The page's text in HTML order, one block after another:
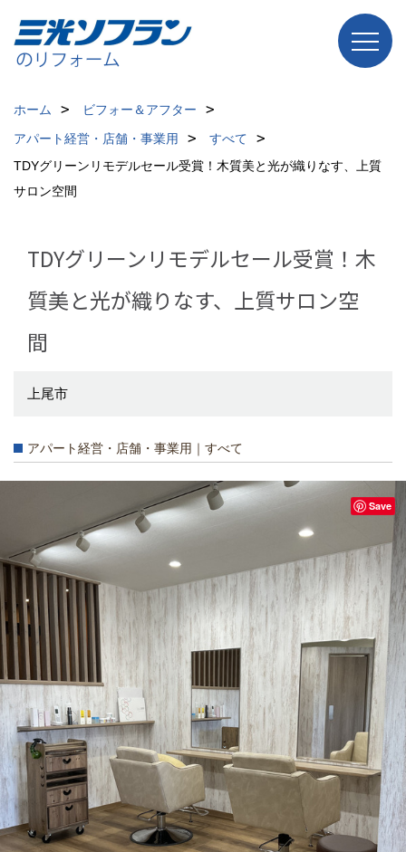
ホーム
ビフォー＆アフター
アパート経営・店舗・事業用
すべて
TDYグリーンリモデルセール受賞！木質美と光が織りなす、上質
サロン空間
TDYグリーンリモデルセール受賞！木
質美と光が織りなす、上質サロン空
間
上尾市
アパート経営・店舗・事業用｜すべて
Save